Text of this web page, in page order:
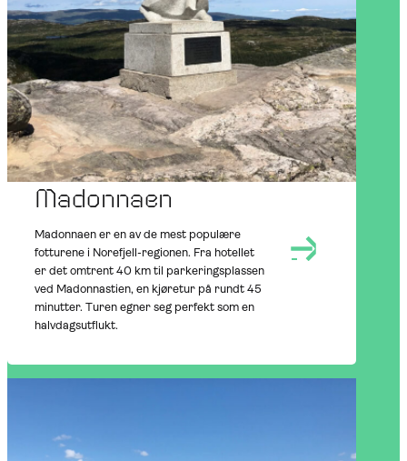
NEARBY AT NOREFJELL OUTDOORS
Madonnaen
Madonnaen er en av de mest populære
fotturene i Norefjell-regionen. Fra hotellet
er det omtrent 40 km til parkeringsplassen
ved Madonnastien, en kjøretur på rundt 45
minutter. Turen egner seg perfekt som en
halvdagsutflukt.